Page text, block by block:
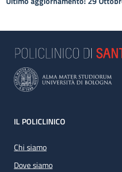
Footer
IL POLICLINICO
Chi siamo
Dove siamo